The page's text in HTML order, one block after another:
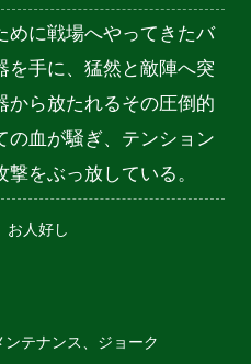
めに戦場へやってきたバ
を手に、猛然と敵陣へ突
から放たれるその圧倒的
の血が騒ぎ、テンション
をぶっ放している。
お人好し
テナンス、ジョーク